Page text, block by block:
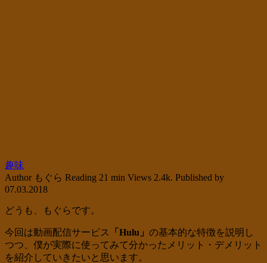
趣味
Authorもぐら Reading 21 min Views 2.4k. Published by
07.03.2018
どうも、もぐらです。
今回は動画配信サービス 「Hulu」 の基本的な特徴を説明し
つつ、僕が実際に使ってみて分かったメリット・デメリット
を紹介していきたいと思います。